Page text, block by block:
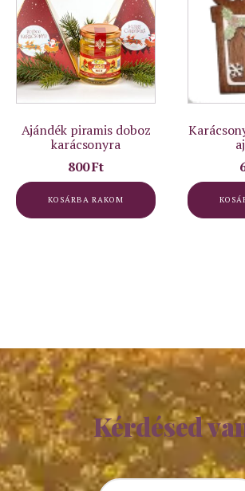
Ajándék piramis doboz
karácsonyra
800Ft
KOSÁRBA RAKOM
Kérdésed